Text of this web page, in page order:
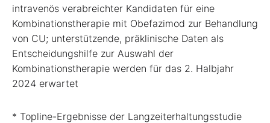
intravenös verabreichter Kandidaten für eine
Kombinationstherapie mit Obefazimod zur Behandlung
von CU; unterstützende, präklinische Daten als
Entscheidungshilfe zur Auswahl der
Kombinationstherapie werden für das 2. Halbjahr
2024 erwartet
* Topline-Ergebnisse der Langzeiterhaltungsstudie